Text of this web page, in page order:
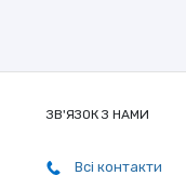
ЗВ'ЯЗОК З НАМИ
Всі контакти